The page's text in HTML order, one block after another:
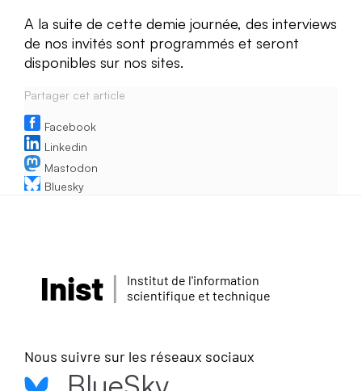
A la suite de cette demie journée, des interviews
de nos invités sont programmés et seront
disponibles sur nos sites.
Partager cet article
Facebook
Linkedin
Mastodon
Bluesky
Inist
Institut de l'information
scientifique et technique
Nous suivre sur les réseaux sociaux